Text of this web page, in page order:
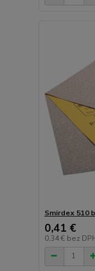
Smirdex 510
0,41 €
0,34 € bez